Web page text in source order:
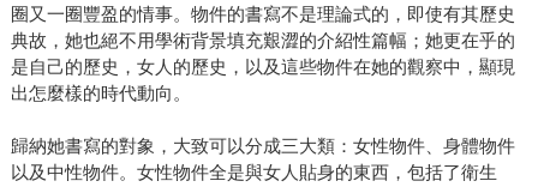
圈又一圈豐盈的情事。物件的書寫不是理論式的，即使有其歷史
典故，她也絕不用學術背景填充艱澀的介紹性篇幅；她更在乎的
是自己的歷史，女人的歷史，以及這些物件在她的觀察中，顯現
出怎麼樣的時代動向。
歸納她書寫的對象，大致可以分成三大類：女性物件、身體物件
以及中性物件。女性物件全是與女人貼身的東西，包括了衛生